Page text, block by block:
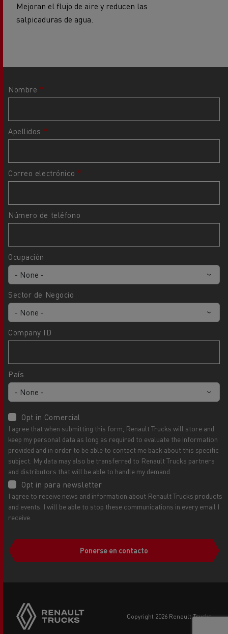
Mejoran el flujo de aire y reducen las
salpicaduras de agua.
Nombre
Apellidos
Correo electrónico
Número de teléfono
Ocupación
Sector de Negocio
Company ID
País
Opt in Comercial
I agree that when submitting this form, Renault Trucks will store and
keep my personal data as long as required to evaluate the information
provided and in order to be able to contact me back about this specific
subject. My data may also be transferred to Renault Trucks partners
and distributors that will be able to handle my demand.
Opt in para newsletter
I agree to receive news and information about Renault Trucks products
and events. I will be able to stop these communications in every email I
receive.
Ponerse en contacto
copyright 2026 Renault Trucks